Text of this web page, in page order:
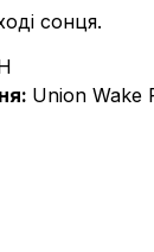
сонця.
: Union Wake